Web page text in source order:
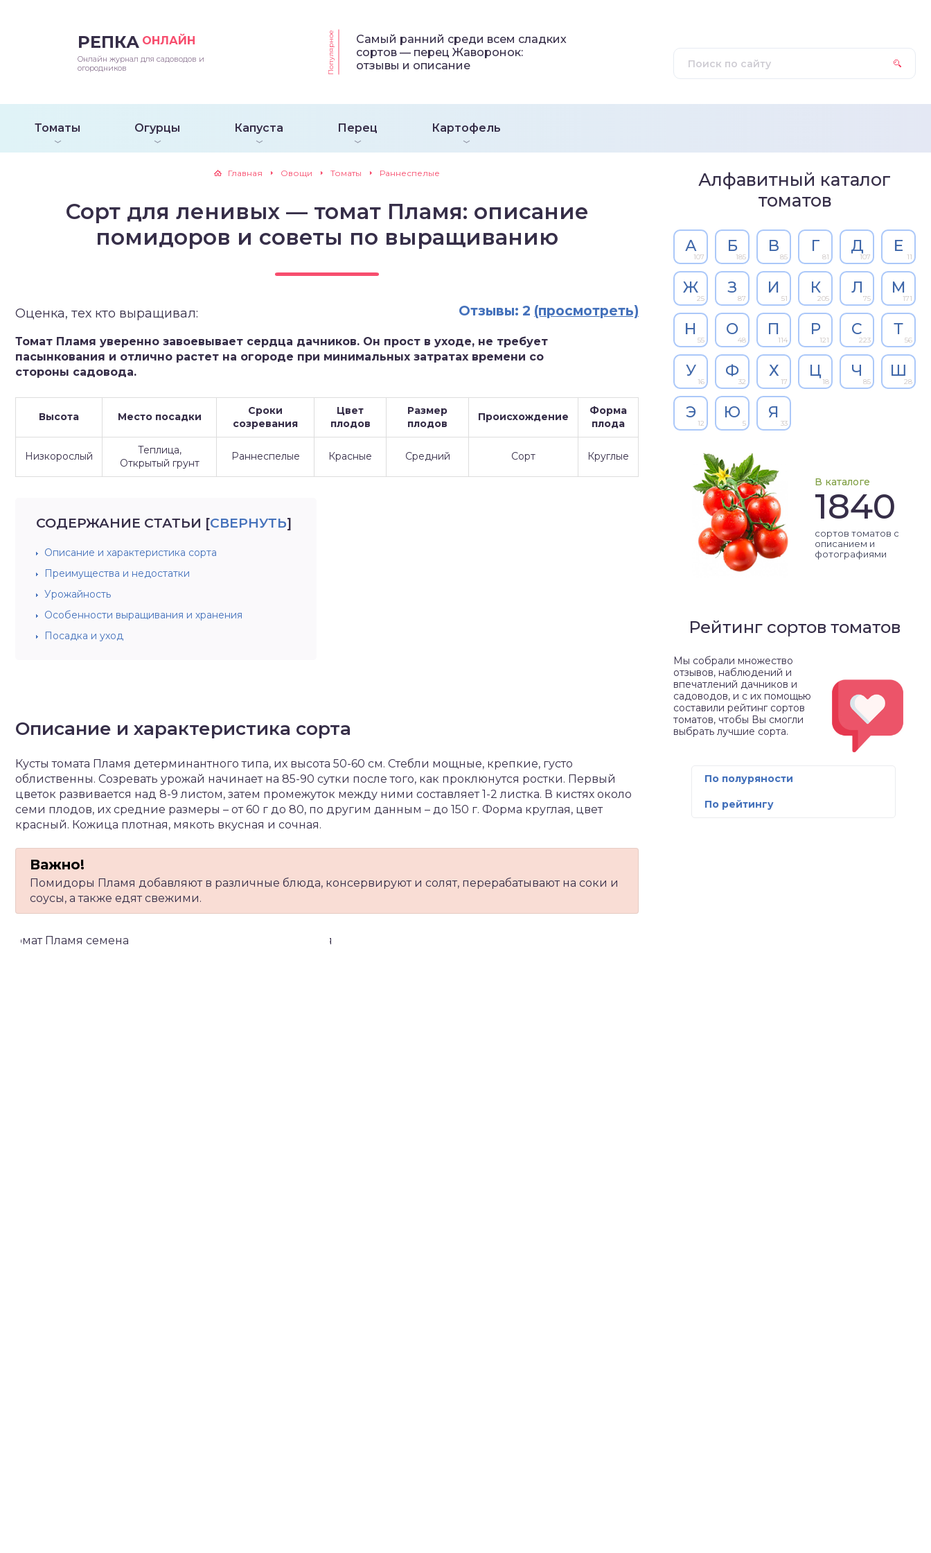
РЕПКА ОНЛАЙН
Онлайн журнал для садоводов и
огородников
Популярное
Самый ранний среди всем сладких
сортов — перец Жаворонок:
отзывы и описание
Томаты Огурцы Капуста Перец Картофель
Главная Овощи Томаты Раннеспелые
Сорт для ленивых — томат Пламя: описание
помидоров и советы по выращиванию
Оценка, тех кто выращивал: Отзывы: 2 (просмотреть)
Томат Пламя уверенно завоевывает сердца дачников. Он прост в уходе, не требует
пасынкования и отлично растет на огороде при минимальных затратах времени со
стороны садовода.
Высота Место посадки
Сроки
созревания
Цвет
плодов
Размер
плодов
Происхождение
Форма
плода
Низкорослый
Теплица,
Открытый грунт
Раннеспелые Красные Средний Сорт Круглые
СОДЕРЖАНИЕ СТАТЬИ [СВЕРНУТЬ]
Описание и характеристика сорта
Преимущества и недостатки
Урожайность
Особенности выращивания и хранения
Посадка и уход
Описание и характеристика сорта
Кусты томата Пламя детерминантного типа, их высота 50-60 см. Стебли мощные, крепкие, густо
облиственны. Созревать урожай начинает на 85-90 сутки после того, как проклюнутся ростки. Первый
цветок развивается над 8-9 листом, затем промежуток между ними составляет 1-2 листка. В кистях около
семи плодов, их средние размеры – от 60 г до 80, по другим данным – до 150 г. Форма круглая, цвет
красный. Кожица плотная, мякоть вкусная и сочная.
Помидоры Пламя добавляют в различные блюда, консервируют и солят, перерабатывают на соки и
соусы, а также едят свежими.
Алфавитный каталог
томатов
А
107
Б
185
В
85
Г
81
Д
107
Е
11
Ж
25
З
87
И
51
К
205
Л
75
М
171
Н
55
О
48
П
114
Р
121
С
223
Т
56
У
16
Ф
32
Х
17
Ц
18
Ч
85
Ш
28
Э
12
Ю
5
Я
33
В каталоге
1840
сортов томатов с
описанием и
фотографиями
Рейтинг сортов томатов
Мы собрали множество
отзывов, наблюдений и
впечатлений дачников и
садоводов, и с их помощью
составили рейтинг сортов
томатов, чтобы Вы смогли
выбрать лучшие сорта.
По полуряности
По рейтингу
и подкормки